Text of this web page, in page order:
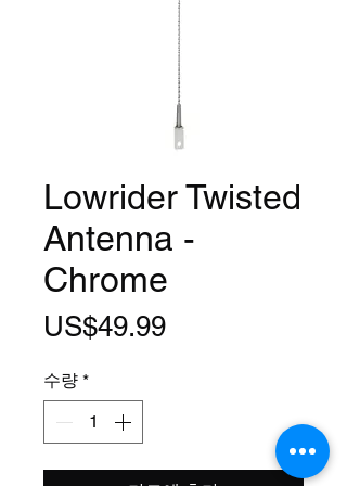
Lowrider Twisted
Antenna -
Chrome
US$49.99가
수량 *